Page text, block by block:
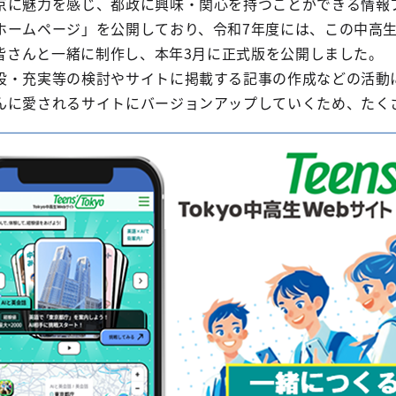
ームページ」を公開しており、令和7年度には、この中
んと一緒に制作し、本年3月に正式版を公開しました。
充実等の検討やサイトに掲載する記事の作成などの活
愛されるサイトにバージョンアップしていくため、た